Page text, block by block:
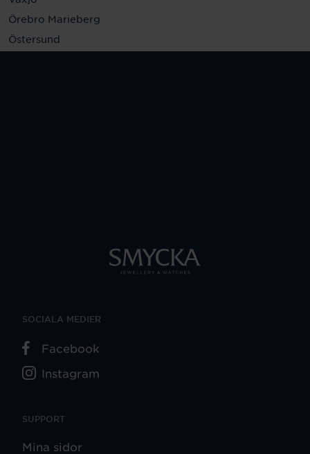
Örebro Marieberg
Östersund
SUPPORT
Mina sidor
SOCIALA MEDIER
Facebook
Instagram